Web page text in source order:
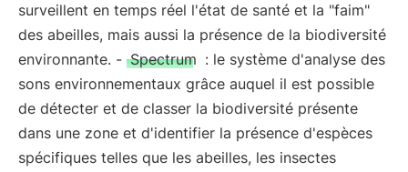
surveillent en temps réel l'état de santé et la "faim"
des abeilles, mais aussi la présence de la biodiversité
environnante. - Spectrum : le système d'analyse des
sons environnementaux grâce auquel il est possible
de détecter et de classer la biodiversité présente
dans une zone et d'identifier la présence d'espèces
spécifiques telles que les abeilles, les insectes